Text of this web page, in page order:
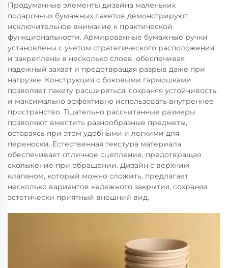
Продуманные элементы дизайна маленьких
подарочных бумажных пакетов демонстрируют
исключительное внимание к практической
функциональности. Армированные бумажные ручки
установлены с учетом стратегического расположения
и закреплены в несколько слоев, обеспечивая
надежный захват и предотвращая разрыв даже при
нагрузке. Конструкция с боковыми гармошками
позволяет пакету расширяться, сохраняя устойчивость,
и максимально эффективно использовать внутреннее
пространство. Тщательно рассчитанные размеры
позволяют вместить разнообразные предметы,
оставаясь при этом удобными и легкими для
переноски. Естественная текстура материала
обеспечивает отличное сцепление, предотвращая
скольжение при обращении. Дизайн с верхним
клапаном, который можно сложить, предлагает
несколько вариантов надежного закрытия, сохраняя
эстетически приятный внешний вид.